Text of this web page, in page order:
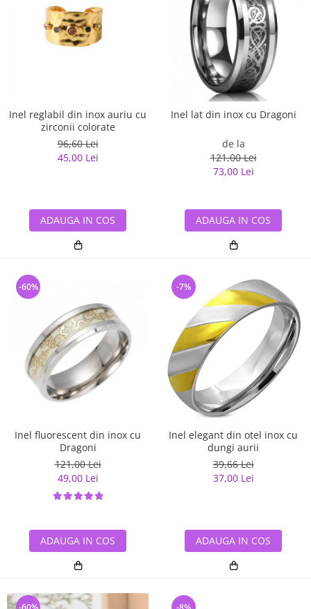
Inel reglabil din inox auriu cu
zirconii colorate
96,60 Lei
45,00 Lei
ADAUGA IN COS
Inel lat din inox cu Dragoni
de la
121,00 Lei
73,00 Lei
ADAUGA IN COS
Inel fluorescent din inox cu
Dragoni
121,00 Lei
49,00 Lei
-60%
ADAUGA IN COS
Inel elegant din otel inox cu
dungi aurii
39,66 Lei
37,00 Lei
-7%
ADAUGA IN COS